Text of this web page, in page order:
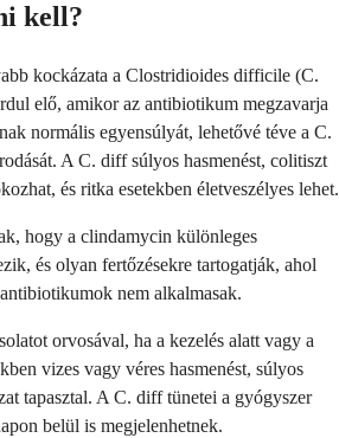
kell?
kockázata a Clostridioides difficile (C.
elő, amikor az antibiotikum megzavarja
normális egyensúlyát, lehetővé téve a C.
A C. diff súlyos hasmenést, colitiszt
és ritka esetekben életveszélyes lehet.
hogy a clindamycin különleges
és olyan fertőzésekre tartogatják, ahol
nem alkalmasak.
orvosával, ha a kezelés alatt vagy a
vizes vagy véres hasmenést, súlyos
tapasztal. A C. diff tünetei a gyógyszer
belül is megjelenhetnek.